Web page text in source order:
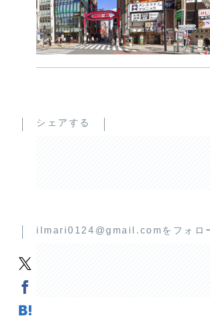
シェアする
ilmari0124@gmail.comをフォロ